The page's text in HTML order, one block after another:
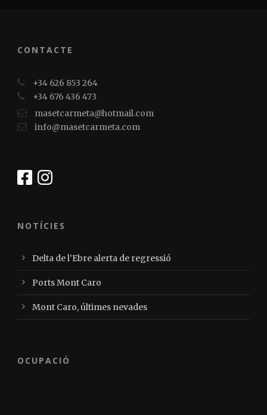
CONTACTE
+34 626 853 264
+34 676 436 473
masetcarmeta@hotmail.com
info@masetcarmeta.com
NOTÍCIES
Delta de l’Ebre alerta de regressió
Ports Mont Caro
Mont Caro, últimes nevades
OCUPACIÓ